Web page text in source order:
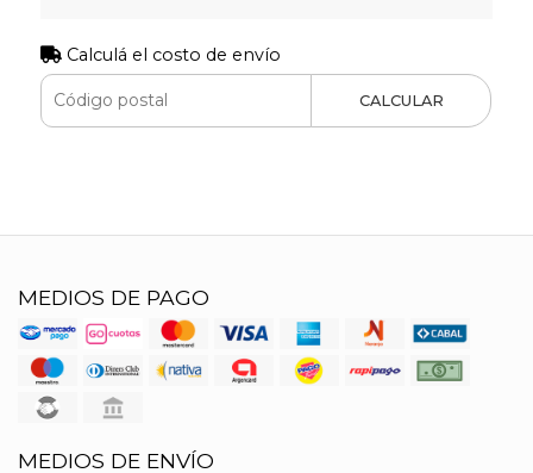
Calculá el costo de envío
CALCULAR
MEDIOS DE PAGO
MEDIOS DE ENVÍO